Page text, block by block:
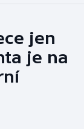
jen
je na